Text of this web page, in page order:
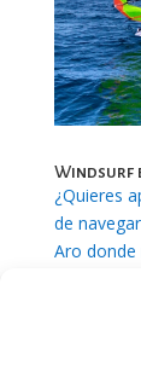
Windsurf
¿Quieres
de
Aro
sobre